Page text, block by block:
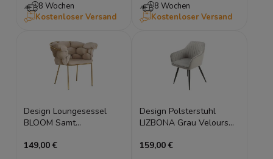
8 Wochen
Kostenloser Versand
8 Wochen
Kostenloser Versand
Design Loungesessel
BLOOM Samt
Beine Sessel
149,00 €
Design Polsterstuhl
LIZBONA Grau Velours
Armlehnen
159,00 €